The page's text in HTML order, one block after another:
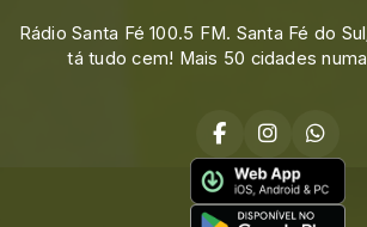
Rádio Santa Fé 100.5 FM. Santa Fé do
tá tudo cem! Mais 50 cidades